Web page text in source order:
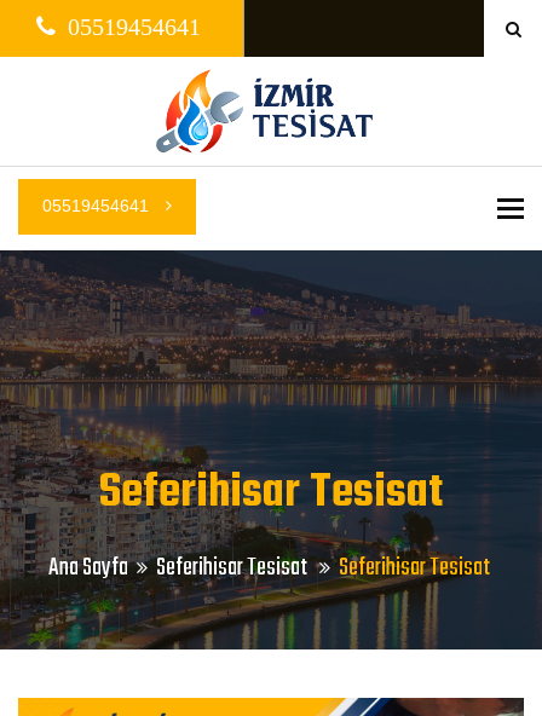
05519454641
05519454641
Seferihisar Tesisat
Ana Sayfa Seferihisar Tesisat Seferihisar Tesisat